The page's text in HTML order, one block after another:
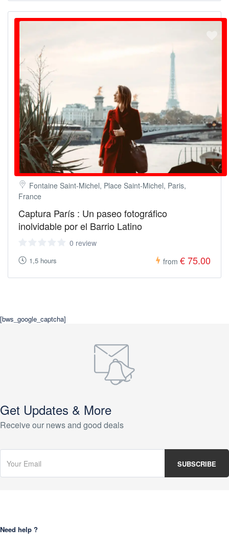
Fontaine Saint-Michel, Place Saint-Michel, Paris,
France
Captura París : Un paseo fotográfico
inolvidable por el Barrio Latino
0 review
1,5 hours from € 75.00
[bws_google_captcha]
Get Updates & More
Receive our news and good deals
Need help ?